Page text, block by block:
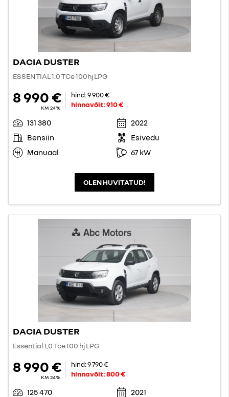
DACIA DUSTER
ESSENTIAL 1.0 TCe 100hj LPG
8 990 €
KM 24%
hind:9 900 €
hinnavõit:910 €
131 380
2022
Bensiin
Esivedu
Manuaal
67 kW
OLEN HUVITATUD!
DACIA DUSTER
Essential 1,0 Tce 100 hj LPG
8 990 €
KM 24%
hind:9 790 €
hinnavõit:800 €
125 470
2021